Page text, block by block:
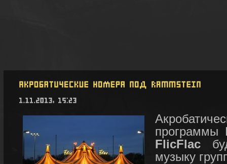
программы
FlicFlac
музыку